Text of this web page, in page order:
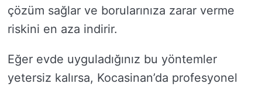
çözüm sağlar ve borularınıza zarar verme
riskini en aza indirir.
Eğer evde uyguladığınız bu yöntemler
yetersiz kalırsa, Kocasinan’da profesyonel